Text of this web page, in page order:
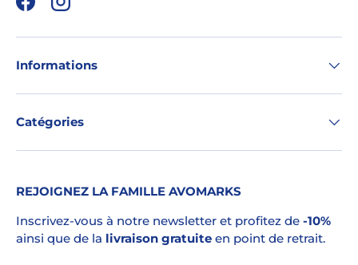
FacebookInstagram
Informations
Catégories
REJOIGNEZ LA FAMILLE AVOMARKS
Inscrivez-vous à notre newsletter et profitez de -10%
ainsi que de la livraison gratuite en point de retrait.